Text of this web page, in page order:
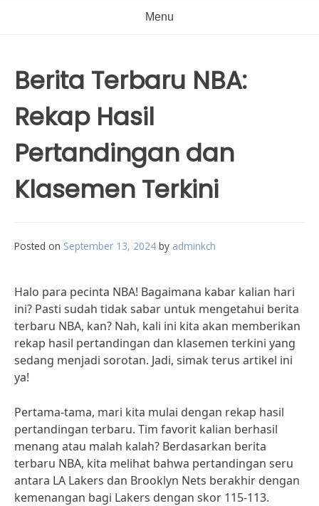
Menu
Berita Terbaru NBA:
Rekap Hasil
Pertandingan dan
Klasemen Terkini
Posted on September 13, 2024 by adminkch
Halo para pecinta NBA! Bagaimana kabar kalian hari
ini? Pasti sudah tidak sabar untuk mengetahui berita
terbaru NBA, kan? Nah, kali ini kita akan memberikan
rekap hasil pertandingan dan klasemen terkini yang
sedang menjadi sorotan. Jadi, simak terus artikel ini
ya!
Pertama-tama, mari kita mulai dengan rekap hasil
pertandingan terbaru. Tim favorit kalian berhasil
menang atau malah kalah? Berdasarkan berita
terbaru NBA, kita melihat bahwa pertandingan seru
antara LA Lakers dan Brooklyn Nets berakhir dengan
kemenangan bagi Lakers dengan skor 115-113.